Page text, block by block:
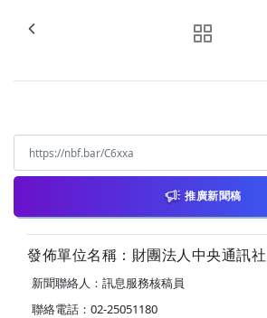
推廣新聞稿
發佈單位名稱：財團法人中央通訊社
新聞聯絡人：訊息服務核稿員
聯絡電話：02-25051180